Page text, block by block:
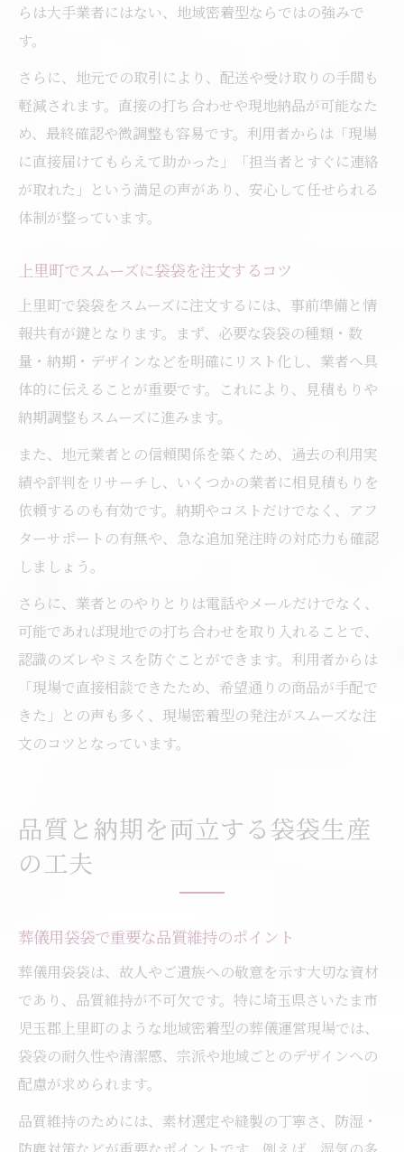
らは大手業者にはない、地域密着型ならではの強みで
す。
さらに、地元での取引により、配送や受け取りの手間も
軽減されます。直接の打ち合わせや現地納品が可能なた
め、最終確認や微調整も容易です。利用者からは「現場
に直接届けてもらえて助かった」「担当者とすぐに連絡
が取れた」という満足の声があり、安心して任せられる
体制が整っています。
上里町でスムーズに袋袋を注文するコツ
上里町で袋袋をスムーズに注文するには、事前準備と情
報共有が鍵となります。まず、必要な袋袋の種類・数
量・納期・デザインなどを明確にリスト化し、業者へ具
体的に伝えることが重要です。これにより、見積もりや
納期調整もスムーズに進みます。
また、地元業者との信頼関係を築くため、過去の利用実
績や評判をリサーチし、いくつかの業者に相見積もりを
依頼するのも有効です。納期やコストだけでなく、アフ
ターサポートの有無や、急な追加発注時の対応力も確認
しましょう。
さらに、業者とのやりとりは電話やメールだけでなく、
可能であれば現地での打ち合わせを取り入れることで、
認識のズレやミスを防ぐことができます。利用者からは
「現場で直接相談できたため、希望通りの商品が手配で
きた」との声も多く、現場密着型の発注がスムーズな注
文のコツとなっています。
品質と納期を両立する袋袋生産
の工夫
葬儀用袋袋で重要な品質維持のポイント
葬儀用袋袋は、故人やご遺族への敬意を示す大切な資材
であり、品質維持が不可欠です。特に埼玉県さいたま市
児玉郡上里町のような地域密着型の葬儀運営現場では、
袋袋の耐久性や清潔感、宗派や地域ごとのデザインへの
配慮が求められます。
品質維持のためには、素材選定や縫製の丁寧さ、防湿・